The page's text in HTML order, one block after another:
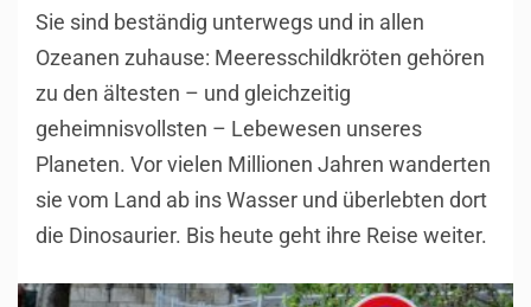
Sie sind beständig unterwegs und in allen
Ozeanen zuhause: Meeresschildkröten gehören
zu den ältesten – und gleichzeitig
geheimnisvollsten – Lebewesen unseres
Planeten. Vor vielen Millionen Jahren wanderten
sie vom Land ab ins Wasser und überlebten dort
die Dinosaurier. Bis heute geht ihre Reise weiter.